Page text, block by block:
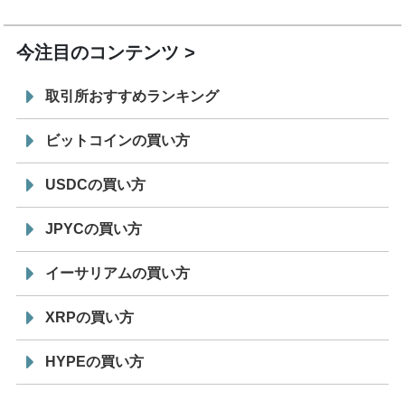
今注目のコンテンツ
取引所おすすめランキング
ビットコインの買い方
USDCの買い方
JPYCの買い方
イーサリアムの買い方
XRPの買い方
HYPEの買い方